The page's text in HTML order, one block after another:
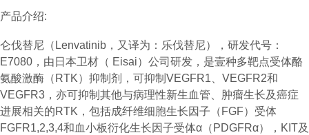
产品介绍:
仑伐替尼（Lenvatinib，又译为：乐伐替尼），研发代号：
E7080，由日本卫材（ Eisai）公司研发，是壹种多靶点受体酪
氨酸激酶（RTK）抑制剂，可抑制VEGFR1、VEGFR2和
VEGFR3，亦可抑制其他与病理性新生血管、肿瘤生长及癌症
进展相关的RTK，包括成纤维细胞生长因子（FGF）受体
FGFR1,2,3,4和血小板衍化生长因子受体α（PDGFRα），KIT及